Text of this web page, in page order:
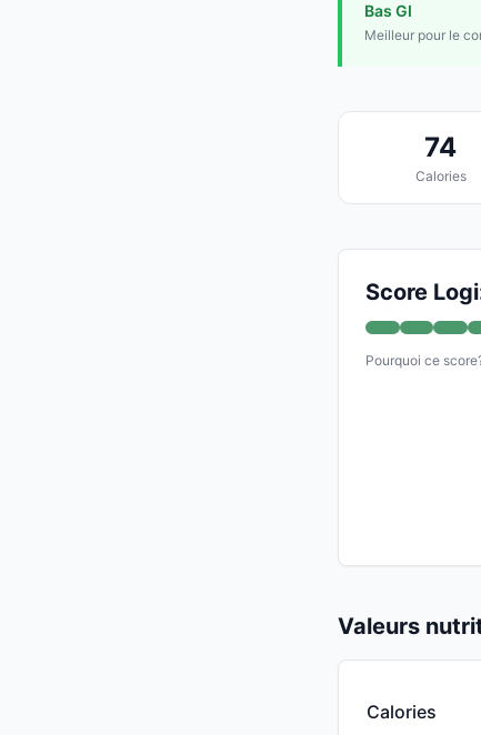
Bas GI
Meilleur pour le
74
Calories
Score
Pourquoi ce
Valeurs
Calories